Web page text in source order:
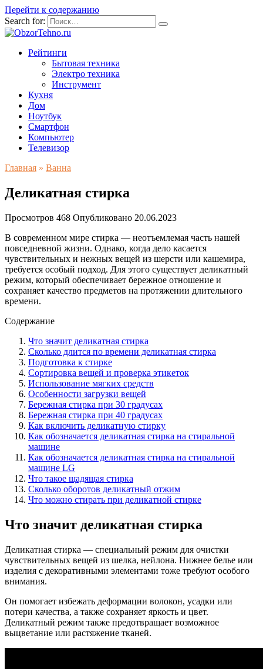
Перейти к содержанию
Search for:
Рейтинги
Бытовая техника
Электро техника
Инструмент
Кухня
Дом
Ноутбук
Смартфон
Компьютер
Телевизор
Главная » Ванна
Деликатная стирка
Просмотров 468 Опубликовано 20.06.2023
В современном мире стирка — неотъемлемая часть нашей
повседневной жизни. Однако, когда дело касается
чувствительных и нежных вещей из шерсти или кашемира,
требуется особый подход. Для этого существует деликатный
режим, который обеспечивает бережное отношение и
сохраняет качество предметов на протяжении длительного
времени.
Содержание
Что значит деликатная стирка
Сколько длится по времени деликатная стирка
Подготовка к стирке
Сортировка вещей и проверка этикеток
Использование мягких средств
Особенности загрузки вещей
Бережная стирка при 30 градусах
Бережная стирка при 40 градусах
Как включить деликатную стирку
Как обозначается деликатная стирка на стиральной
машине
Как обозначается деликатная стирка на стиральной
машине LG
Что такое щадящая стирка
Сколько оборотов деликатный отжим
Что можно стирать при деликатной стирке
Что значит деликатная стирка
Деликатная стирка — специальный режим для очистки
чувствительных вещей из шелка, нейлона. Нижнее белье или
изделия с декоративными элементами тоже требуют особого
внимания.
Он помогает избежать деформации волокон, усадки или
потери качества, а также сохраняет яркость и цвет.
Деликатный режим также предотвращает возможное
выцветание или растяжение тканей.